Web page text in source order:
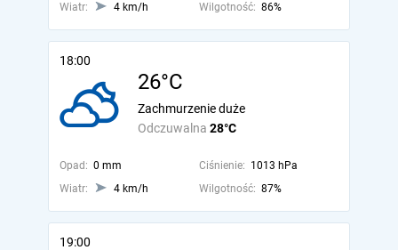
Wiatr:
4 km/h Wilgotność: 86%
18:00
26°C
Odczuwalna 28°C
Zachmurzenie duże
Opad: 0 mm Ciśnienie: 1013 hPa
Wiatr:
4 km/h Wilgotność: 87%
19:00